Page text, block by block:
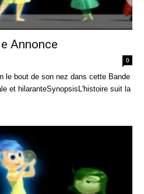
Annonce
0
le bout de son nez dans cette Bande
et hilaranteSynopsisL'histoire suit la